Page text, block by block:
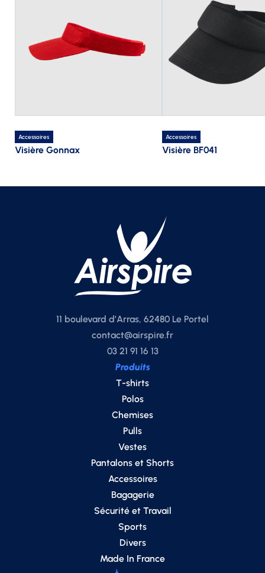
Accessoires
Visière Gonnax
Accessoires
Visière BF041
11 boulevard d’Arras, 62480 Le Portel
contact@airspire.fr
03 21 91 16 13
Produits
T-shirts
Polos
Chemises
Pulls
Vestes
Pantalons et Shorts
Accessoires
Bagagerie
Sécurité et Travail
Sports
Divers
Made In France